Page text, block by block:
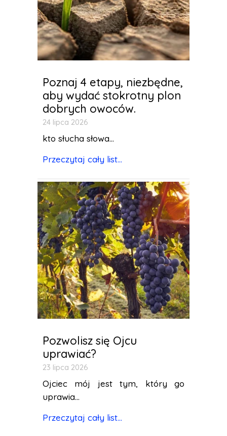
Poznaj 4 etapy, niezbędne,
aby wydać stokrotny plon
dobrych owoców.
24 lipca 2026
kto słucha słowa...
Przeczytaj cały list...
Pozwolisz się Ojcu
uprawiać?
23 lipca 2026
Ojciec mój jest tym, który go
uprawia...
Przeczytaj cały list...